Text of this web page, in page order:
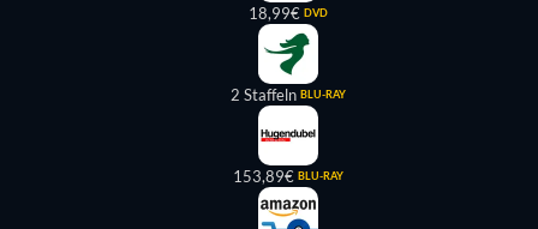
18,99€ DVD
2 Staffeln BLU-RAY
153,89€ BLU-RAY